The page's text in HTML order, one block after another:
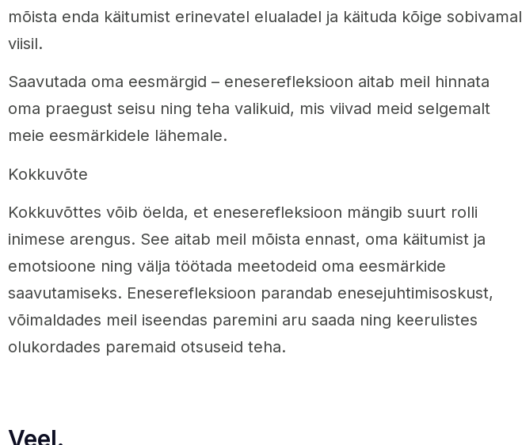
mõista enda käitumist erinevatel elualadel ja käituda kõige sobivamal
viisil.
Saavutada oma eesmärgid – eneserefleksioon aitab meil hinnata
oma praegust seisu ning teha valikuid, mis viivad meid selgemalt
meie eesmärkidele lähemale.
Kokkuvõte
Kokkuvõttes võib öelda, et eneserefleksioon mängib suurt rolli
inimese arengus. See aitab meil mõista ennast, oma käitumist ja
emotsioone ning välja töötada meetodeid oma eesmärkide
saavutamiseks. Eneserefleksioon parandab enesejuhtimisoskust,
võimaldades meil iseendas paremini aru saada ning keerulistes
olukordades paremaid otsuseid teha.
Veel.